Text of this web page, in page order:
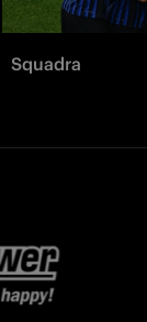
Squadra